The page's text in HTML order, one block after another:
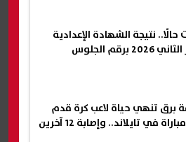
نتيجة الشهادة الإعدادية
برقم الجلوس
برق تنهي حياة لاعب كرة قدم
في تايلاند.. وإصابة 12 آخرين